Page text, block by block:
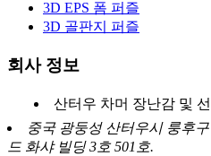
3D EPS 폼 퍼즐
3D 골판지 퍼즐
회사 정보
산터우 차머 장난감 및
중국 광둥성 산터우시 룽후
드 화샤 빌딩 3호 501호.